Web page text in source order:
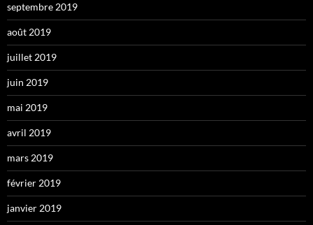
septembre 2019
août 2019
juillet 2019
juin 2019
mai 2019
avril 2019
mars 2019
février 2019
janvier 2019